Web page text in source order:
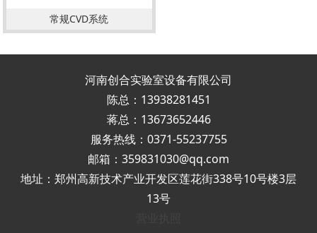
常规CVD系统
河南创合实验室设备有限公司
陈总：13938281451
蒋总：13673652446
服务热线：0371-55237755
邮箱：359831030@qq.com
地址：郑州高新技术产业开发区莲花街338号10号楼3层
13号